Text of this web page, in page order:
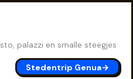
palazzi en smalle steegjes
Stedentrip Genua→